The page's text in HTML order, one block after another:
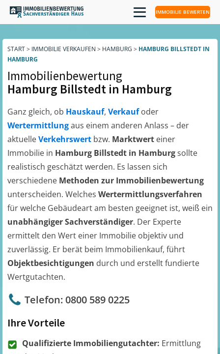
IMMOBILIE BEWERTEN
START> IMMOBILIE VERKAUFEN > HAMBURG > HAMBURG BILLSTEDT IN
HAMBURG
Immobilienbewertung
Hamburg Billstedt in Hamburg
Ganz gleich, ob Hauskauf, Verkaufoder
Wertermittlungaus einem anderen Anlass – der
aktuelleVerkehrswert bzw. Marktwert einer
Immobilie in Hamburg Billstedt in Hamburgsollte
realistisch geschätzt werden. Es lassen sich
verschiedene Methoden zur Immobilienbewertung
unterscheiden. Welches Wertermittlungsverfahren
für welche Gebäudeart am besten geeignet ist, weiß ein
unabhängiger Sachverständiger. Der Experte
ermittelt den Wert einer Immobilie objektiv und
zuverlässig. Er berät beim Immobilienkauf, führt
Objektbesichtigungen durch und erstellt fundierte
Wertgutachten.
Telefon: 0800 589 0225
Ihre Vorteile
Qualifizierte Immobiliengutachter: Ermittlung